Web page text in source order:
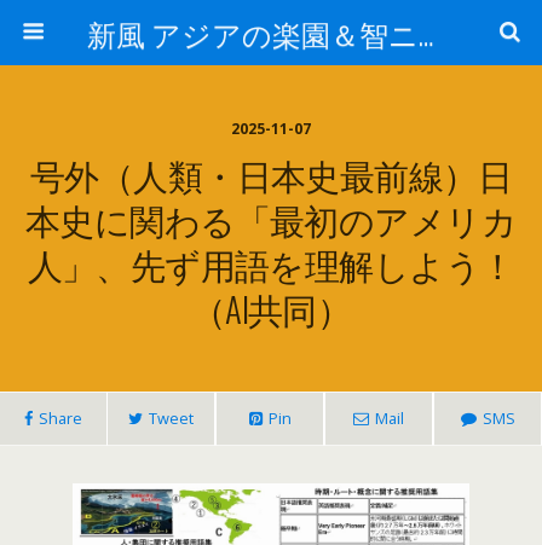
新風 アジアの楽園＆智ニア来富
2025-11-07
号外（人類・日本史最前線）日
本史に関わる「最初のアメリカ
人」、先ず用語を理解しよう！
（AI共同）
Share Tweet Pin Mail SMS